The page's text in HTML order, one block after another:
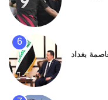
بغداد